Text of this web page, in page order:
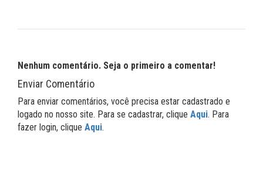
Nenhum comentário. Seja o primeiro a comentar!
Enviar Comentário
Para enviar comentários, você precisa estar cadastrado e
logado no nosso site. Para se cadastrar, clique Aqui. Para
fazer login, clique Aqui.